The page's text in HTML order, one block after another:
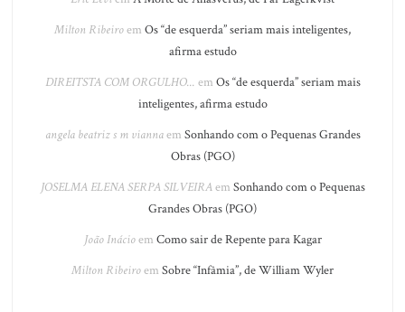
Milton Ribeiroem Os “de esquerda” seriam mais inteligentes,
afirma estudo
DIREITSTA COM ORGULHO... em Os “de esquerda” seriam mais
inteligentes, afirma estudo
angela beatriz s m viannaem Sonhando com o Pequenas Grandes
Obras (PGO)
JOSELMA ELENA SERPA SILVEIRAem Sonhando com o Pequenas
Grandes Obras (PGO)
João Inácioem Como sair de Repente para Kagar
Milton Ribeiroem Sobre “Infâmia”, de William Wyler